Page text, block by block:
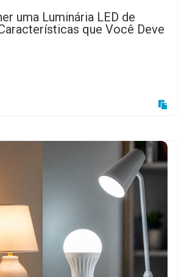
uma Luminária LED de
que Você Deve